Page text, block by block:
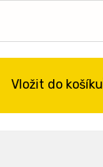
Vložit do košíku